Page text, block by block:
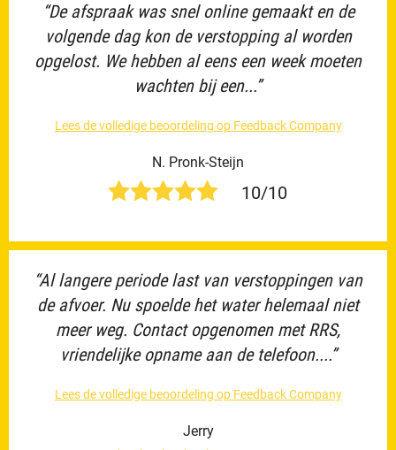
“De afspraak was snel online gemaakt en de
volgende dag kon de verstopping al worden
opgelost. We hebben al eens een week moeten
wachten bij een...”
Lees de volledige beoordeling op Feedback Company
N. Pronk-Steijn
10/10
“Al langere periode last van verstoppingen van
de afvoer. Nu spoelde het water helemaal niet
meer weg. Contact opgenomen met RRS,
vriendelijke opname aan de telefoon....”
Lees de volledige beoordeling op Feedback Company
Jerry